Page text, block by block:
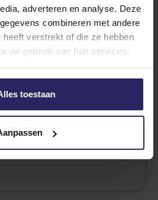
adverteren en analyse. Deze
combineren met andere
heeft verstrekt of die ze hebben
uw gebruik van hun services.
toestaan
een schopplaat deur
schopplaat deur?
op met ons via de
onze klantenservice.